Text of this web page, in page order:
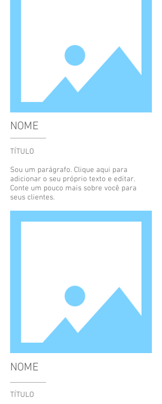
NOME
TÍTULO
Sou um parágrafo. Clique aqui para
adicionar o seu próprio texto e editar.
Conte um pouco mais sobre você para
seus clientes.
NOME
TÍTULO